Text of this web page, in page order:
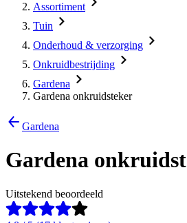
Assortiment
Tuin
Onderhoud & verzorging
Onkruidbestrijding
Gardena
Gardena onkruidsteker
Gardena
Gardena
Uitstekend beoordeeld